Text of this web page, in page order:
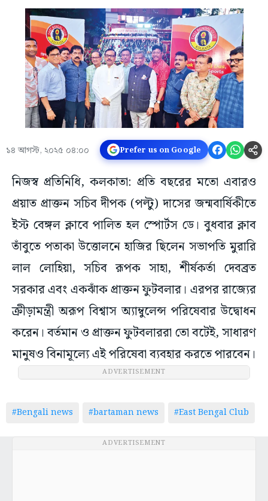
১৪ আগস্ট, ২০২৫ ০৪:০০ Prefer us on Google
নিজস্ব প্রতিনিধি, কলকাতা: প্রতি বছরের মতো এবারও
প্রয়াত প্রাক্তন সচিব দীপক (পল্টু) দাসের জন্মবার্ষিকীতে
ইস্ট বেঙ্গল ক্লাবে পালিত হল স্পোর্টস ডে। বুধবার ক্লাব
তাঁবুতে পতাকা উত্তোলনে হাজির ছিলেন সভাপতি মুরারি
লাল লোহিয়া, সচিব রূপক সাহা, শীর্ষকর্তা দেবব্রত
সরকার এবং একঝাঁক প্রাক্তন ফুটবলার। এরপর রাজ্যের
ক্রীড়ামন্ত্রী অরূপ বিশ্বাস অ্যাম্বুলেন্স পরিষেবার উদ্বোধন
করেন। বর্তমান ও প্রাক্তন ফুটবলাররা তো বটেই, সাধারণ
মানুষও বিনামূল্যে এই পরিষেবা ব্যবহার করতে পারবেন।
ADVERTISEMENT
#Bengali news #bartaman news #East Bengal Club
ADVERTISEMENT